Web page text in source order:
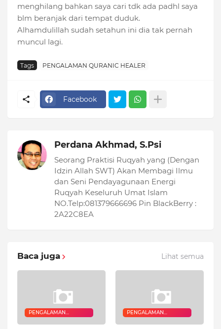
menghilang bahkan saya cari tdk ada padhl saya
blm beranjak dari tempat duduk.
Alhamdulillah sudah setahun ini dia tak pernah
muncul lagi.
Tags PENGALAMAN QURANIC HEALER
Facebook
Perdana Akhmad, S.Psi
Seorang Praktisi Ruqyah yang (Dengan
Idzin Allah SWT) Akan Membagi Ilmu
dan Seni Pendayagunaan Energi
Ruqyah Keseluruh Umat Islam
NO.Telp:081379666696 Pin BlackBerry :
2A22C8EA
Baca juga Lihat semua
PENGALAMAN
PENGALAMAN